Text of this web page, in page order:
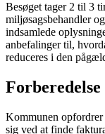
Besøget tager 2 til 3
miljøsagsbehandler
indsamlede
anbefalinger til,
reduceres i den
Forberedelse
Kommunen opfordrer
sig ved at finde